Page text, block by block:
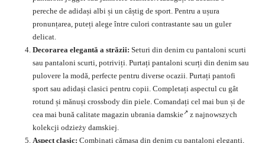
pereche de adidași albi și un câștig de sport. Pentru a ușura
pronunțarea, puteți alege între culori contrastante sau un guler
delicat.
Decorarea elegantă a străzii: Seturi din denim cu pantaloni scurti
sau pantaloni scurti, potriviți. Purtați pantaloni scurți din denim sau
pulovere la modă, perfecte pentru diverse ocazii. Purtați pantofi
sport sau adidași clasici pentru copii. Completați aspectul cu gât
rotund și mănuși crossbody din piele. Comandați cel mai bun și de
cea mai bună calitate magazin ubrania damskie
z najnowszych
kolekcji odzieży damskiej.
Aspect clasic: Combinați cămașa din denim cu pantaloni eleganți,